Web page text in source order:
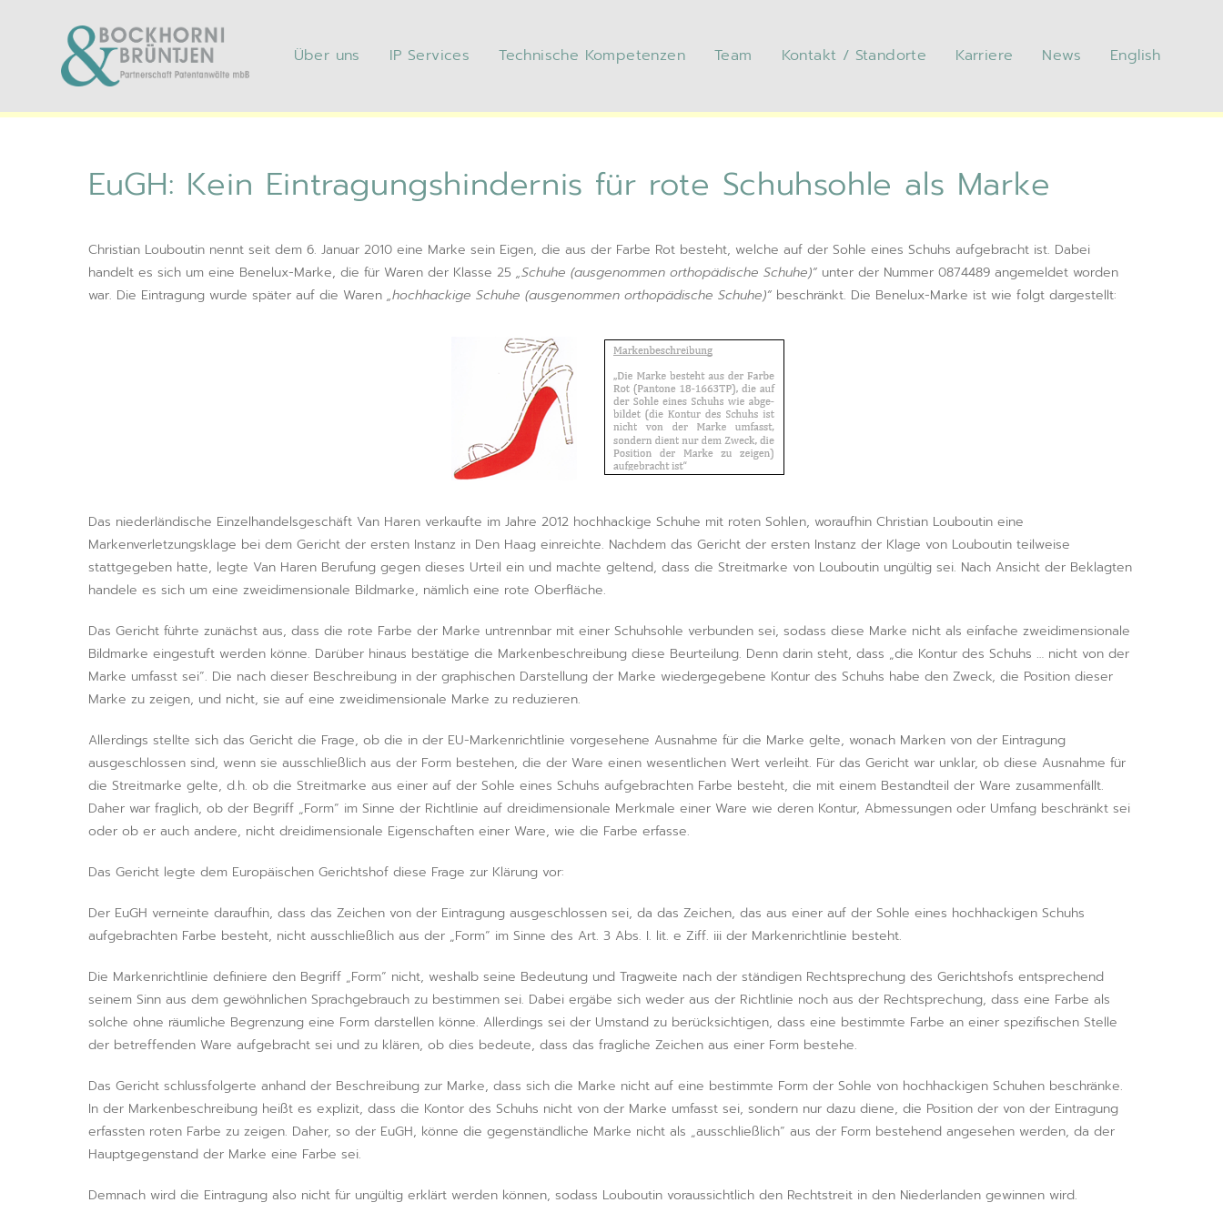
Über uns IP Services Technische Kompetenzen Team Kontakt / Standorte Karriere News English
EuGH: Kein Eintragungshindernis für rote Schuhsohle als Marke
EuGH: Kein Eintragungshindernis für rote Schuhsohle als Marke
Christian Louboutin nennt seit dem 6. Januar 2010 eine Marke sein Eigen, die aus der Farbe Rot besteht, welche auf der Sohle eines Schuhs aufgebracht ist. Dabei
handelt es sich um eine Benelux-Marke, die für Waren der Klasse 25„Schuhe (ausgenommen orthopädische Schuhe)“ unter der Nummer 0874489 angemeldet worden
war. Die Eintragung wurde später auf die Waren„hochhackige Schuhe (ausgenommen orthopädische Schuhe)“ beschränkt. Die Benelux-Marke ist wie folgt dargestellt:
Das niederländische Einzelhandelsgeschäft Van Haren verkaufte im Jahre 2012 hochhackige Schuhe mit roten Sohlen, woraufhin Christian Louboutin eine
Markenverletzungsklage bei dem Gericht der ersten Instanz in Den Haag einreichte. Nachdem das Gericht der ersten Instanz der Klage von Louboutin teilweise
stattgegeben hatte, legte Van Haren Berufung gegen dieses Urteil ein und machte geltend, dass die Streitmarke von Louboutin ungültig sei. Nach Ansicht der Beklagten
handele es sich um eine zweidimensionale Bildmarke, nämlich eine rote Oberfläche.
Das Gericht führte zunächst aus, dass die rote Farbe der Marke untrennbar mit einer Schuhsohle verbunden sei, sodass diese Marke nicht als einfache zweidimensionale
Bildmarke eingestuft werden könne. Darüber hinaus bestätige die Markenbeschreibung diese Beurteilung. Denn darin steht, dass „die Kontur des Schuhs … nicht von der
Marke umfasst sei“. Die nach dieser Beschreibung in der graphischen Darstellung der Marke wiedergegebene Kontur des Schuhs habe den Zweck, die Position dieser
Marke zu zeigen, und nicht, sie auf eine zweidimensionale Marke zu reduzieren.
Allerdings stellte sich das Gericht die Frage, ob die in der EU-Markenrichtlinie vorgesehene Ausnahme für die Marke gelte, wonach Marken von der Eintragung
ausgeschlossen sind, wenn sie ausschließlich aus der Form bestehen, die der Ware einen wesentlichen Wert verleiht. Für das Gericht war unklar, ob diese Ausnahme für
die Streitmarke gelte, d.h. ob die Streitmarke aus einer auf der Sohle eines Schuhs aufgebrachten Farbe besteht, die mit einem Bestandteil der Ware zusammenfällt.
Daher war fraglich, ob der Begriff „Form“ im Sinne der Richtlinie auf dreidimensionale Merkmale einer Ware wie deren Kontur, Abmessungen oder Umfang beschränkt sei
oder ob er auch andere, nicht dreidimensionale Eigenschaften einer Ware, wie die Farbe erfasse.
Das Gericht legte dem Europäischen Gerichtshof diese Frage zur Klärung vor:
Der EuGH verneinte daraufhin, dass das Zeichen von der Eintragung ausgeschlossen sei, da das Zeichen, das aus einer auf der Sohle eines hochhackigen Schuhs
aufgebrachten Farbe besteht, nicht ausschließlich aus der „Form“ im Sinne des Art. 3 Abs. I. lit. e Ziff. iii der Markenrichtlinie besteht.
Die Markenrichtlinie definiere den Begriff „Form“ nicht, weshalb seine Bedeutung und Tragweite nach der ständigen Rechtsprechung des Gerichtshofs entsprechend
seinem Sinn aus dem gewöhnlichen Sprachgebrauch zu bestimmen sei. Dabei ergäbe sich weder aus der Richtlinie noch aus der Rechtsprechung, dass eine Farbe als
solche ohne räumliche Begrenzung eine Form darstellen könne. Allerdings sei der Umstand zu berücksichtigen, dass eine bestimmte Farbe an einer spezifischen Stelle
der betreffenden Ware aufgebracht sei und zu klären, ob dies bedeute, dass das fragliche Zeichen aus einer Form bestehe.
Das Gericht schlussfolgerte anhand der Beschreibung zur Marke, dass sich die Marke nicht auf eine bestimmte Form der Sohle von hochhackigen Schuhen beschränke.
In der Markenbeschreibung heißt es explizit, dass die Kontor des Schuhs nicht von der Marke umfasst sei, sondern nur dazu diene, die Position der von der Eintragung
erfassten roten Farbe zu zeigen. Daher, so der EuGH, könne die gegenständliche Marke nicht als „ausschließlich“ aus der Form bestehend angesehen werden, da der
Hauptgegenstand der Marke eine Farbe sei.
Demnach wird die Eintragung also nicht für ungültig erklärt werden können, sodass Louboutin voraussichtlich den Rechtstreit in den Niederlanden gewinnen wird.